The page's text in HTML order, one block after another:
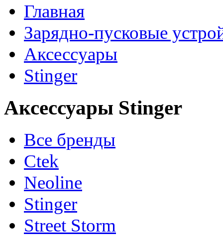
Главная
Зарядно-пусковые
Аксессуары
Stinger
Аксессуары Stinger
Все бренды
Ctek
Neoline
Stinger
Street Storm